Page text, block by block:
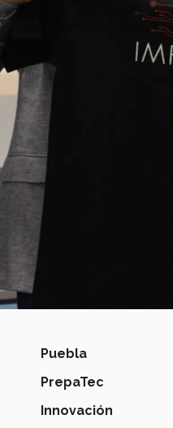
Puebla
PrepaTec
Innovación